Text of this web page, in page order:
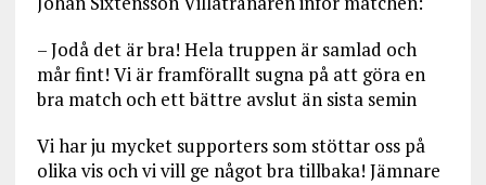
– Jodå det är bra! Hela truppen är samlad och
mår fint! Vi är framförallt sugna på att göra en
bra match och ett bättre avslut än sista semin
Vi har ju mycket supporters som stöttar oss på
olika vis och vi vill ge något bra tillbaka! Jämnare